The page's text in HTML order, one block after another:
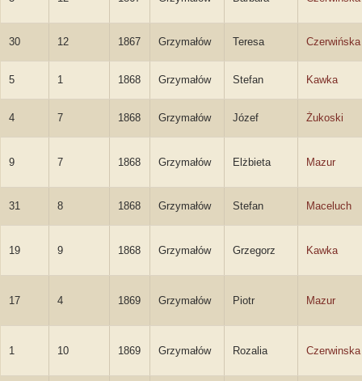
30 12 1867 Grzymałów Teresa Czerwińska
5 1 1868 Grzymałów Stefan Kawka
4 7 1868 Grzymałów Józef Żukoski
9 7 1868 Grzymałów Elżbieta Mazur
31 8 1868 Grzymałów Stefan Maceluch
19 9 1868 Grzymałów Grzegorz Kawka
17 4 1869 Grzymałów Piotr Mazur
1 10 1869 Grzymałów Rozalia Czerwinska